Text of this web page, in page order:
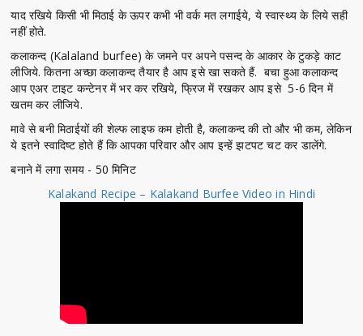
याद रखिये किसी भी मिठाई के ऊपर कभी भी वर्क मत लगाईये, ये स्वास्थ्य के लिये सही
नहीं होते.
कलाकन्द (Kalaland burfee) के जमने पर अपने पसन्द के आकार के टुकड़े काट
लीजिये. कितना अच्छा कलाकन्द तैयार है आप इसे खा सकते हैं. बचा हुआ कलाकन्द
आप एअर टाइट कन्टेनर में भर कर रखिये, फ्रिज में रखकर आप इसे 5-6 दिन में
खतम कर लीजिये.
मावे से बनी मिठाईयों की शेल्फ लाइफ कम होती है, कलाकन्द की तो और भी कम, लेकिन
ये इतने स्वादिष्ट होते हैं कि आपका परिवार और आप इन्हें झटपट चट कर डालेंगे.
बनाने में लगा समय - 50 मिनिट
Kalakand Recipe – Kalakand Burfee Video in Hindi